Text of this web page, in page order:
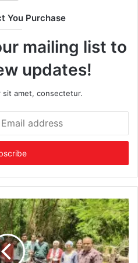
You Purchase
mailing list to
updates!
sit amet, consectetur.